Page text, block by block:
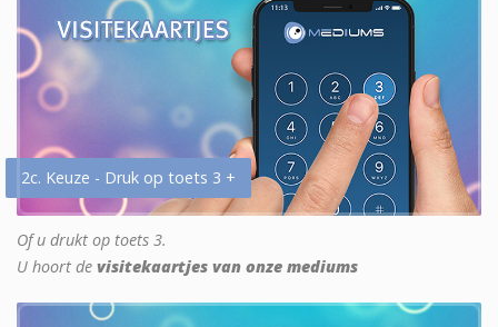
2c. Keuze - Druk op toets 3 +
Of u drukt op toets 3.
U hoort de visitekaartjes van onze mediums